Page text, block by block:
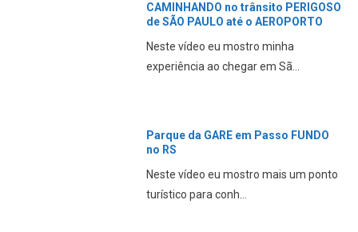
CAMINHANDO no trânsito PERIGOSO
de SÃO PAULO até o AEROPORTO
Neste vídeo eu mostro minha
experiência ao chegar em Sã...
Parque da GARE em Passo FUNDO
no RS
Neste vídeo eu mostro mais um ponto
turístico para conh...